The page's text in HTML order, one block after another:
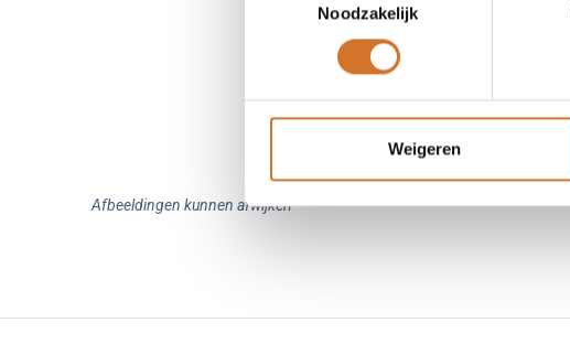
Noodzakelijk
Weigeren
Afbeeldingen kunnen afwijken